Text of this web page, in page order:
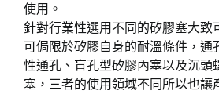
使用。
針對行業性選用不同的矽膠塞大致
可侷限於矽膠自身的耐溫條件，通
性通孔、盲孔型矽膠內塞以及沉頭
塞，三者的使用領域不同所以也讓